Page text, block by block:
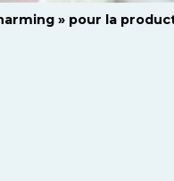
» pour la